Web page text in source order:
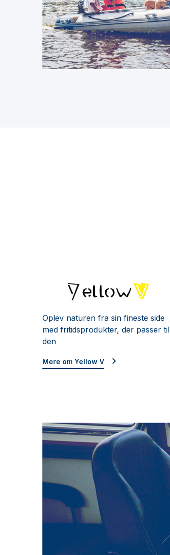
Oplev naturen fra sin fineste side
med fritidsprodukter, der passer til
den
Mere om Yellow V